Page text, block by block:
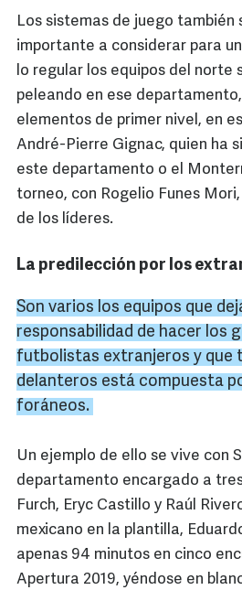
Los sistemas de juego también
importante a considerar para
lo regular los equipos del norte
peleando en ese
elementos de primer nivel, en
André-Pierre Gignac, quien ha
este departamento o el
torneo, con Rogelio Funes
de los líderes.
La predilección por los
Son varios los equipos que
responsabilidad de hacer los
futbolistas extranjeros y que
delanteros está compuesta
foráneos.
Un ejemplo de ello se vive con
departamento encargado a
Furch, Eryc Castillo y Raúl
mexicano en la plantilla,
apenas 94 minutos en cinco
Apertura 2019, yéndose en